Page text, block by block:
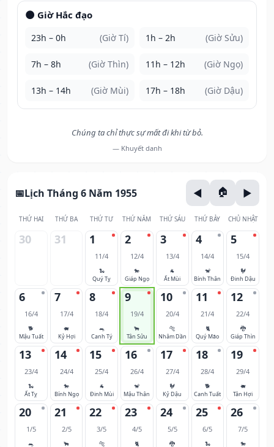
🌑 Giờ Hắc đạo
23h – 0h (Giờ Tí) 1h – 2h (Giờ Sửu)
7h – 8h (Giờ Thìn) 11h – 12h (Giờ Ngọ)
13h – 14h (Giờ Mùi) 17h – 18h (Giờ Dậu)
Chúng ta chỉ thực sự mất đi khi từ bỏ.
— Khuyết danh
Lịch Tháng 6 Năm 1955
THỨ HAI THỨ BA THỨ TƯ THỨ NĂM THỨ SÁU THỨ BẢY CHỦ NHẬT
30 31 1
11/4
🐍
Quý Tỵ
2
12/4
🐎
Giáp Ngọ
3
13/4
🐐
Ất Mùi
4
14/4
🐒
Bính Thân
5
15/4
🐓
Đinh Dậu
6
16/4
🐕
Mậu Tuất
7
17/4
🐖
Kỷ Hợi
8
18/4
🐀
Canh Tý
9
19/4
🐂
Tân Sửu
10
20/4
🐅
Nhâm Dần
11
21/4
🐈
Quý Mão
12
22/4
🐉
Giáp Thìn
13
23/4
🐍
Ất Tỵ
14
24/4
🐎
Bính Ngọ
15
25/4
🐐
Đinh Mùi
16
26/4
🐒
Mậu Thân
17
27/4
🐓
Kỷ Dậu
18
28/4
🐕
Canh Tuất
19
29/4
🐖
Tân Hợi
20
1/5
🐀
21
2/5
🐂
22
3/5
🐅
23
4/5
🐈
24
5/5
🐉
25
6/5
🐍
26
7/5
🐎